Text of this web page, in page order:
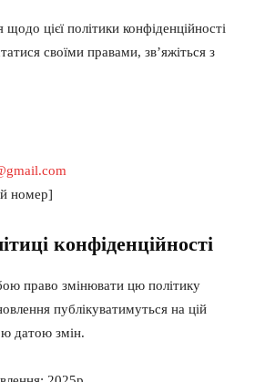
цієї політики конфіденційності
своїми правами, зв’яжіться з
номер]
конфіденційності
право змінювати цю політику
публікуватимуться на цій
датою змін.